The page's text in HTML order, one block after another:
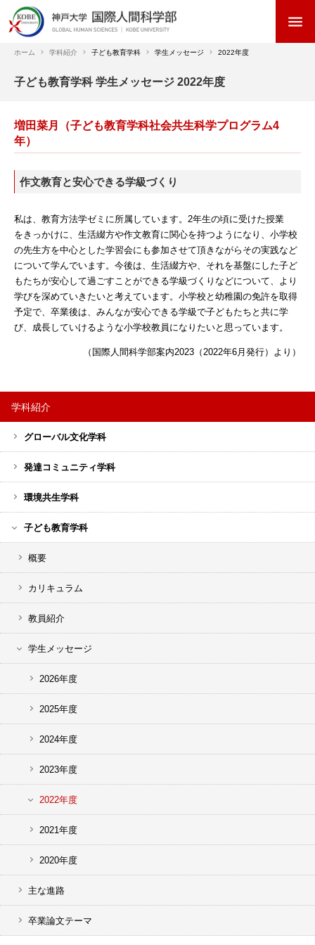
イ
menu
パ
ず
ホーム 学科紹介 子ども教育学科 学生メッセージ 2022年度
子ども教育学科 学生メッセージ 2022年度
増田菜月（子ども教育学科社会共生科学プログラム4
年）
作文教育と安心できる学級づくり
私は、教育方法学ゼミに所属しています。2年生の頃に受けた授業
をきっかけに、生活綴方や作文教育に関心を持つようになり、小学校
の先生方を中心とした学習会にも参加させて頂きながらその実践など
について学んでいます。今後は、生活綴方や、それを基盤にした子ど
もたちが安心して過ごすことができる学級づくりなどについて、より
学びを深めていきたいと考えています。小学校と幼稚園の免許を取得
予定で、卒業後は、みんなが安心できる学級で子どもたちと共に学
び、成長していけるような小学校教員になりたいと思っています。
（国際人間科学部案内2023（2022年6月発行）より）
ド
バ
ー
メ
ニ
学科紹介
グローバル文化学科
発達コミュニティ学科
環境共生学科
子ども教育学科
概要
カリキュラム
教員紹介
学生メッセージ
2026年度
2025年度
2024年度
2023年度
2022年度
2021年度
2020年度
主な進路
卒業論文テーマ